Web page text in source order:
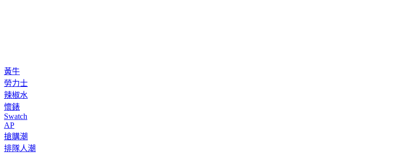
黃牛
勞力士
辣椒水
懷錶
Swatch
AP
搶購潮
排隊人潮